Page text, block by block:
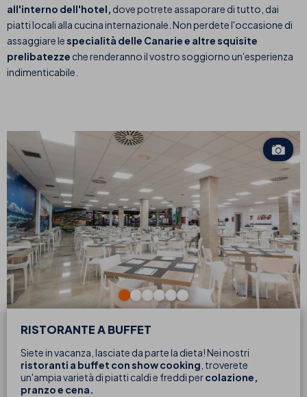
all'interno dell'hotel, dove potrete assaporare di tutto, dai
piatti locali alla cucina internazionale. Non perdete l'occasione di
assaggiare le specialità delle Canarie e altre squisite
prelibatezze che renderanno il vostro soggiorno un'esperienza
indimenticabile.
RISTORANTE A BUFFET
Siete in vacanza, lasciate da parte la dieta! Nei nostri
ristoranti a buffet con show cooking , troverete
un'ampia varietà di piatti caldi e freddi percolazione,
pranzo e cena.